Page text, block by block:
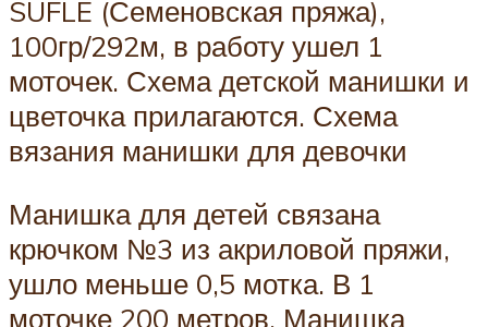
SUFLE (Семеновская пряжа),
100гр/292м, в работу ушел 1
моточек. Схема детской манишки и
цветочка прилагаются. Схема
вязания манишки для девочки
Манишка для детей связана
крючком №3 из акриловой пряжи,
ушло меньше 0,5 мотка. В 1
моточке 200 метров. Манишка